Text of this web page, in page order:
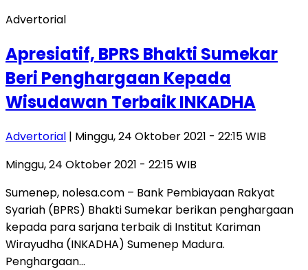
Advertorial
Apresiatif, BPRS Bhakti Sumekar
Beri Penghargaan Kepada
Wisudawan Terbaik INKADHA
Advertorial | Minggu, 24 Oktober 2021 - 22:15 WIB
Minggu, 24 Oktober 2021 - 22:15 WIB
Sumenep, nolesa.com – Bank Pembiayaan Rakyat
Syariah (BPRS) Bhakti Sumekar berikan penghargaan
kepada para sarjana terbaik di Institut Kariman
Wirayudha (INKADHA) Sumenep Madura.
Penghargaan…